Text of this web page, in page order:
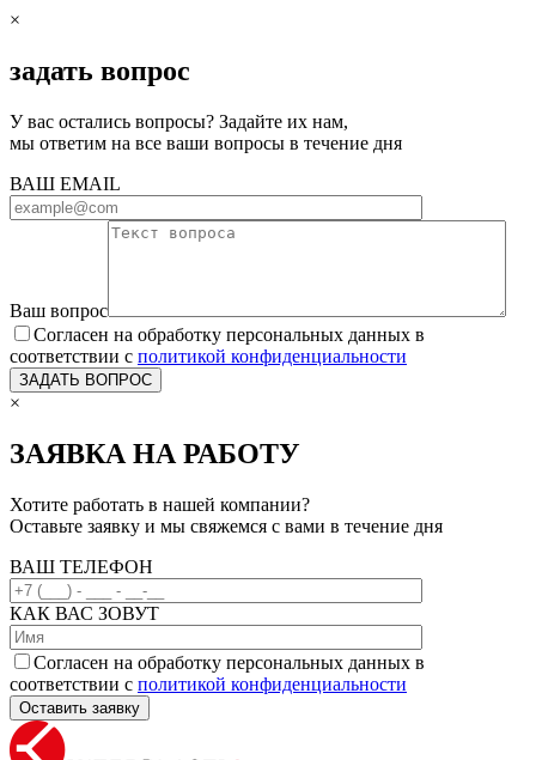
×
задать вопрос
У вас остались вопросы? Задайте их нам,
мы ответим на все ваши вопросы в течение дня
ВАШ EMAIL
Ваш вопрос
Согласен на обработку персональных данных в
соответствии с политикой конфиденциальности
×
ЗАЯВКА НА РАБОТУ
Хотите работать в нашей компании?
Оставьте заявку и мы свяжемся с вами в течение дня
ВАШ ТЕЛЕФОН
КАК ВАС ЗОВУТ
Согласен на обработку персональных данных в
соответствии с политикой конфиденциальности